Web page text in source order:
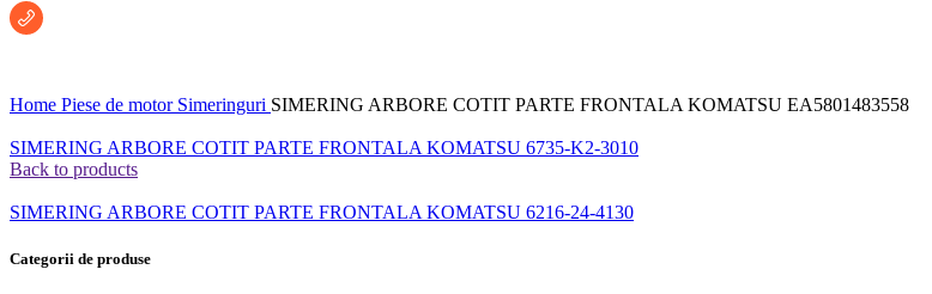
Home Piese de motor Simeringuri SIMERING ARBORE COTIT PARTE FRONTALA KOMATSU EA5801483558
SIMERING ARBORE COTIT PARTE FRONTALA KOMATSU 6735-K2-3010
Back to products
SIMERING ARBORE COTIT PARTE FRONTALA KOMATSU 6216-24-4130
Categorii de produse